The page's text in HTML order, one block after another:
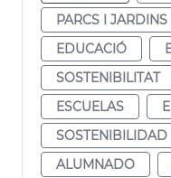
PARCS I JARDINS
EDUCACIÓ
SOSTENIBILITAT
ESCUELAS
SOSTENIBILIDAD
ALUMNADO